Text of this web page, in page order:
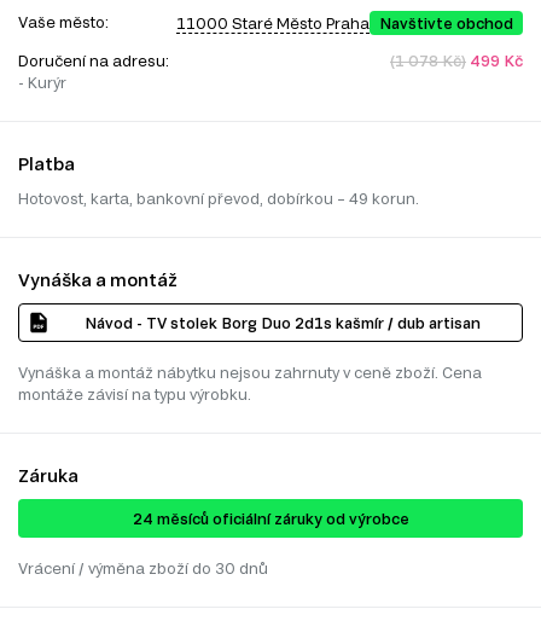
Vaše město: 11000 Staré Město Praha Navštivte obchod
Doručení na adresu:
- Kurýr
(1 078 Kč) 499 Kč
Platba
Hotovost, karta, bankovní převod, dobírkou – 49 korun.
Vynáška a montáž
Návod - TV stolek Borg Duo 2d1s kašmír / dub artisan
Vynáška a montáž nábytku nejsou zahrnuty v ceně zboží. Cena
montáže závisí na typu výrobku.
Záruka
24 ​​​​měsíců oficiální záruky od výrobce
Vrácení / výměna zboží do 30 dnů